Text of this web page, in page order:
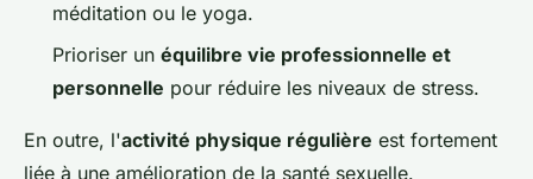
méditation ou le yoga.
Prioriser un équilibre vie professionnelle et
personnelle pour réduire les niveaux de stress.
En outre, l'activité physique régulière est fortement
liée à une amélioration de la santé sexuelle.